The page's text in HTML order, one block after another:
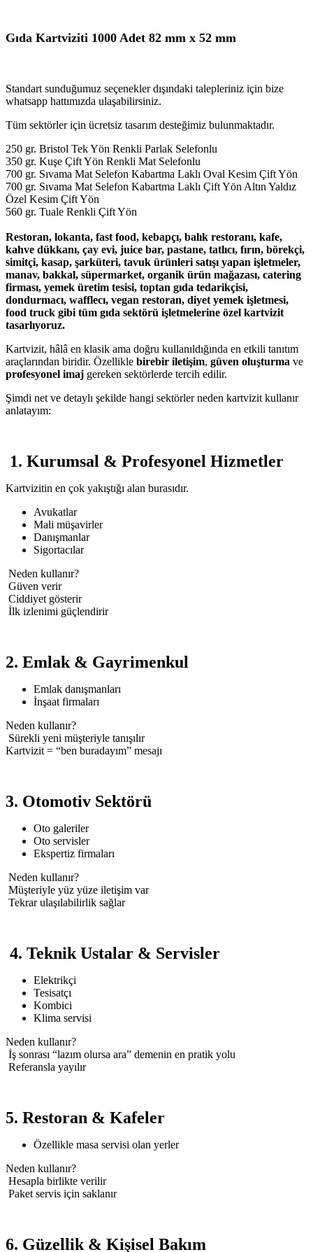
Gıda Kartviziti 1000 Adet 82 mm x 52 mm
Standart sunduğumuz seçenekler dışındaki talepleriniz için bize
whatsapp hattımızda ulaşabilirsiniz.
Tüm sektörler için ücretsiz tasarım desteğimiz bulunmaktadır.
250 gr. Bristol Tek Yön Renkli Parlak Selefonlu
350 gr. Kuşe Çift Yön Renkli Mat Selefonlu
700 gr. Sıvama Mat Selefon Kabartma Laklı Oval Kesim Çift Yön
700 gr. Sıvama Mat Selefon Kabartma Laklı Çift Yön Altın Yaldız
Özel Kesim Çift Yön
560 gr. Tuale Renkli Çift Yön
Restoran, lokanta, fast food, kebapçı, balık restoranı, kafe,
kahve dükkanı, çay evi, juice bar, pastane, tatlıcı, fırın, börekçi,
simitçi, kasap, şarküteri, tavuk ürünleri satışı yapan işletmeler,
manav, bakkal, süpermarket, organik ürün mağazası, catering
firması, yemek üretim tesisi, toptan gıda tedarikçisi,
dondurmacı, wafflecı, vegan restoran, diyet yemek işletmesi,
food truck gibi tüm gıda sektörü işletmelerine özel kartvizit
tasarlıyoruz.
Kartvizit, hâlâ en klasik ama doğru kullanıldığında en etkili tanıtım
araçlarından biridir. Özellikle birebir iletişim, güven oluşturma ve
profesyonel imaj gereken sektörlerde tercih edilir.
Şimdi net ve detaylı şekilde hangi sektörler neden kartvizit kullanır
anlatayım:
1. Kurumsal & Profesyonel Hizmetler
Kartvizitin en çok yakıştığı alan burasıdır.
Avukatlar
Mali müşavirler
Danışmanlar
Sigortacılar
Neden kullanır?
Güven verir
Ciddiyet gösterir
İlk izlenimi güçlendirir
2. Emlak & Gayrimenkul
Emlak danışmanları
İnşaat firmaları
Neden kullanır?
Sürekli yeni müşteriyle tanışılır
Kartvizit = “ben buradayım” mesajı
3. Otomotiv Sektörü
Oto galeriler
Oto servisler
Ekspertiz firmaları
Neden kullanır?
Müşteriyle yüz yüze iletişim var
Tekrar ulaşılabilirlik sağlar
4. Teknik Ustalar & Servisler
Elektrikçi
Tesisatçı
Kombici
Klima servisi
Neden kullanır?
İş sonrası “lazım olursa ara” demenin en pratik yolu
Referansla yayılır
5. Restoran & Kafeler
Özellikle masa servisi olan yerler
Neden kullanır?
Hesapla birlikte verilir
Paket servis için saklanır
6. Güzellik & Kişisel Bakım